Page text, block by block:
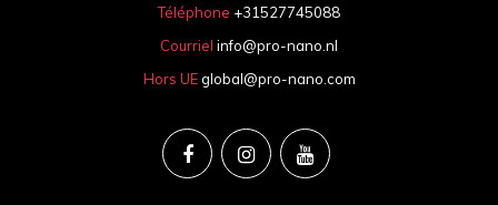
Téléphone +31527745088
Courriel info@pro-nano.nl
Hors UE global@pro-nano.com